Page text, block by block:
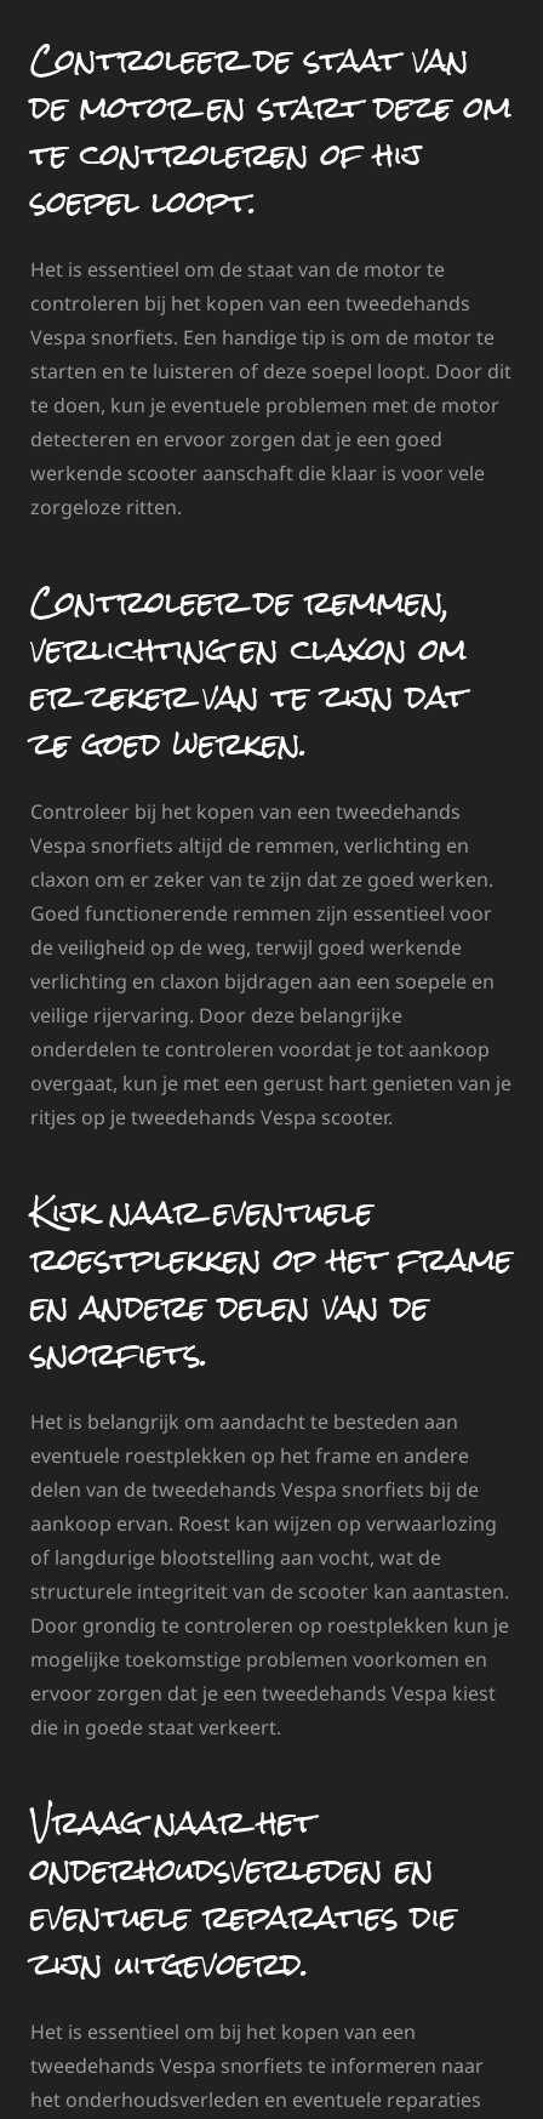
Controleer de staat van
de motor en start deze om
te controleren of hij
soepel loopt.
Het is essentieel om de staat van de motor te
controleren bij het kopen van een tweedehands
Vespa snorfiets. Een handige tip is om de motor te
starten en te luisteren of deze soepel loopt. Door dit
te doen, kun je eventuele problemen met de motor
detecteren en ervoor zorgen dat je een goed
werkende scooter aanschaft die klaar is voor vele
zorgeloze ritten.
Controleer de remmen,
verlichting en claxon om
er zeker van te zijn dat
ze goed werken.
Controleer bij het kopen van een tweedehands
Vespa snorfiets altijd de remmen, verlichting en
claxon om er zeker van te zijn dat ze goed werken.
Goed functionerende remmen zijn essentieel voor
de veiligheid op de weg, terwijl goed werkende
verlichting en claxon bijdragen aan een soepele en
veilige rijervaring. Door deze belangrijke
onderdelen te controleren voordat je tot aankoop
overgaat, kun je met een gerust hart genieten van je
ritjes op je tweedehands Vespa scooter.
Kijk naar eventuele
roestplekken op het frame
en andere delen van de
snorfiets.
Het is belangrijk om aandacht te besteden aan
eventuele roestplekken op het frame en andere
delen van de tweedehands Vespa snorfiets bij de
aankoop ervan. Roest kan wijzen op verwaarlozing
of langdurige blootstelling aan vocht, wat de
structurele integriteit van de scooter kan aantasten.
Door grondig te controleren op roestplekken kun je
mogelijke toekomstige problemen voorkomen en
ervoor zorgen dat je een tweedehands Vespa kiest
die in goede staat verkeert.
Vraag naar het
onderhoudsverleden en
eventuele reparaties die
zijn uitgevoerd.
Het is essentieel om bij het kopen van een
tweedehands Vespa snorfiets te informeren naar
het onderhoudsverleden en eventuele reparaties